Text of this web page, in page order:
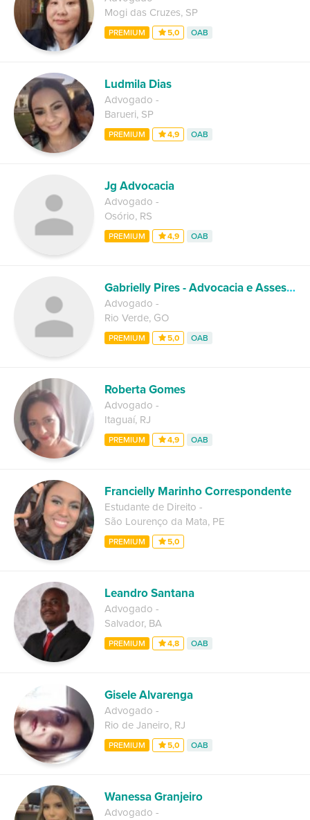
Mogi das Cruzes, SP
PREMIUM 5,0 OAB
Ludmila Dias
Advogado -
Barueri, SP
PREMIUM 4,9 OAB
Jg Advocacia
Advogado -
Osório, RS
PREMIUM 4,9 OAB
Gabrielly Pires - Advocacia e Assessoria Jurídica
Advogado -
Rio Verde, GO
PREMIUM 5,0 OAB
Roberta Gomes
Advogado -
Itaguaí, RJ
PREMIUM 4,9 OAB
Francielly Marinho Correspondente
Estudante de Direito -
São Lourenço da Mata, PE
PREMIUM 5,0
Leandro Santana
Advogado -
Salvador, BA
PREMIUM 4,8 OAB
Gisele Alvarenga
Advogado -
Rio de Janeiro, RJ
PREMIUM 5,0 OAB
Wanessa Granjeiro
Advogado -